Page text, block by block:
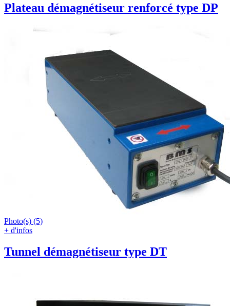
Plateau démagnétiseur renforcé type DP
Photo(s) (5)
+ d'infos
Tunnel démagnétiseur type DT